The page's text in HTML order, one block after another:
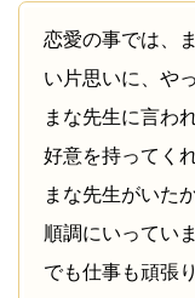
恋愛の事では、
い片思いに、や
まな先生に言わ
好意を持ってく
まな先生がいた
順調にいってい
でも仕事も頑張